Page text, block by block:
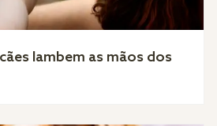
lambem as mãos dos